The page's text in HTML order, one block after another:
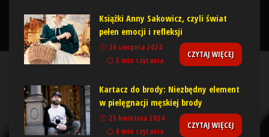
Książki Anny Sakowicz, czyli świat
pełen emocji i refleksji
26 sierpnia 2024
3 min czytania
CZYTAJ WIĘCEJ
Kartacz do brody: Niezbędny element
w pielęgnacji męskiej brody
25 kwietnia 2024
4 min czytania
CZYTAJ WIĘCEJ